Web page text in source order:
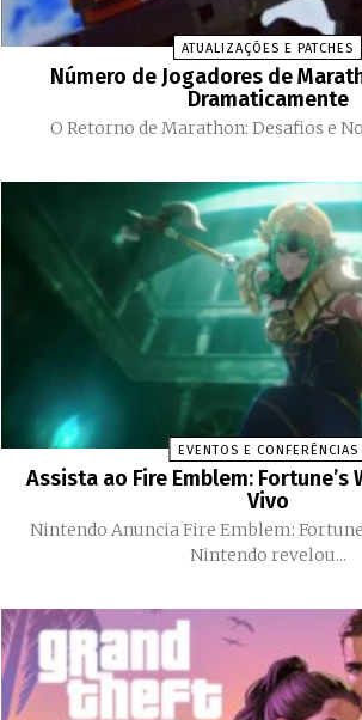
ATUALIZAÇÕES E PATCHES
Número de Jogadores de
Dramaticamente
O Retorno de Marathon: Desafios e
EVENTOS E CONFERÊNCIAS
Assista ao Fire Emblem: Fortune’s
Vivo
Nintendo Anuncia Fire Emblem:
Nintendo revelou...